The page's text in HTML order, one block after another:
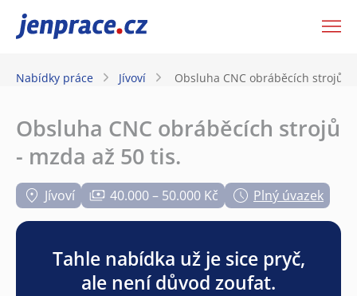
JenPráce.cz
Nabídky práce Jívoví Obsluha CNC obráběcích strojů -
Obsluha CNC obráběcích strojů
- mzda až 50 tis.
Jívoví 40.000 – 50.000 Kč Plný úvazek
Tahle nabídka už je sice pryč,
ale není důvod zoufat.